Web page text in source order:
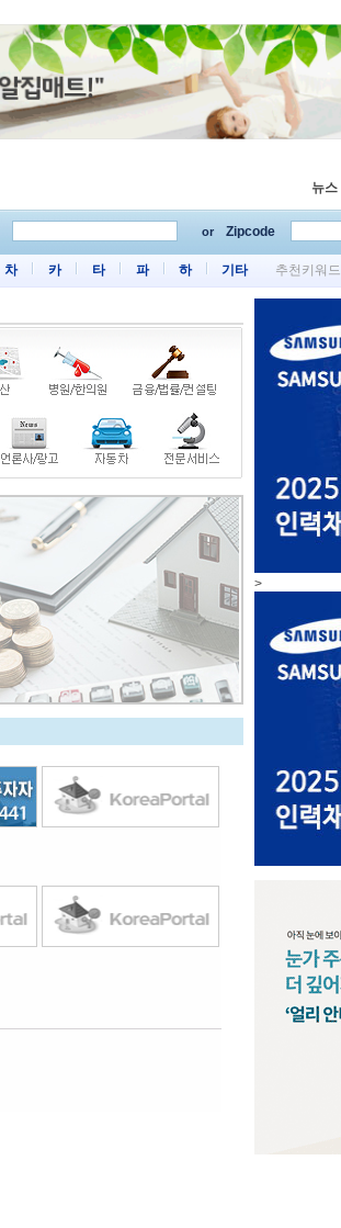
뉴스
or Zipcode
차 카 타 파 하 기타 추천키워드
>